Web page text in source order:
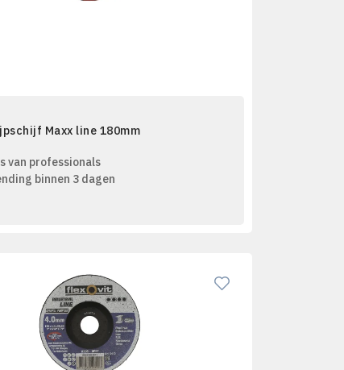
Maxx line 180mm
van professionals
binnen 3 dagen